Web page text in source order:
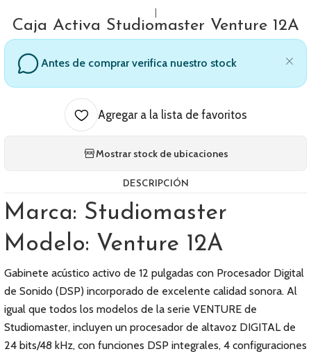
Caja Activa Studiomaster Venture 12A
Antes de comprar verifica nuestro stock
Agregar a la lista de favoritos
Mostrar stock de ubicaciones
DESCRIPCIÓN
Marca: Studiomaster
Modelo: Venture 12A
Gabinete acústico activo de 12 pulgadas con Procesador Digital
de Sonido (DSP) incorporado de excelente calidad sonora. Al
igual que todos los modelos de la serie VENTURE de
Studiomaster, incluyen un procesador de altavoz DIGITAL de
24 bits/48 kHz, con funciones DSP integrales, 4 configuraciones